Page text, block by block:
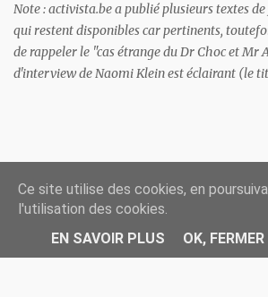
Note : activista.be a publié plusieurs textes
qui restent disponibles car pertinents,
de rappeler le "cas étrange du Dr Choc et Mr
d'interview de Naomi Klein est éclairant (le
des tentatives pour adoucir l'image du
Sachs, l'économiste qui a été le pionnier de la
écrit son dernier livre sur La fin de la
Jeffrey Sachs a renoncé à son passé de
◄ Retour à l'accueil //
Ce site utilise des cookies, en
l'utilisation des cookies.
EN SAVOIR PLUS
OK,